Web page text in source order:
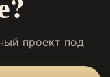
проект под